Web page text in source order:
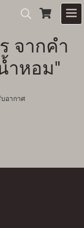
จากคำ
ำหอม"
อากาศ